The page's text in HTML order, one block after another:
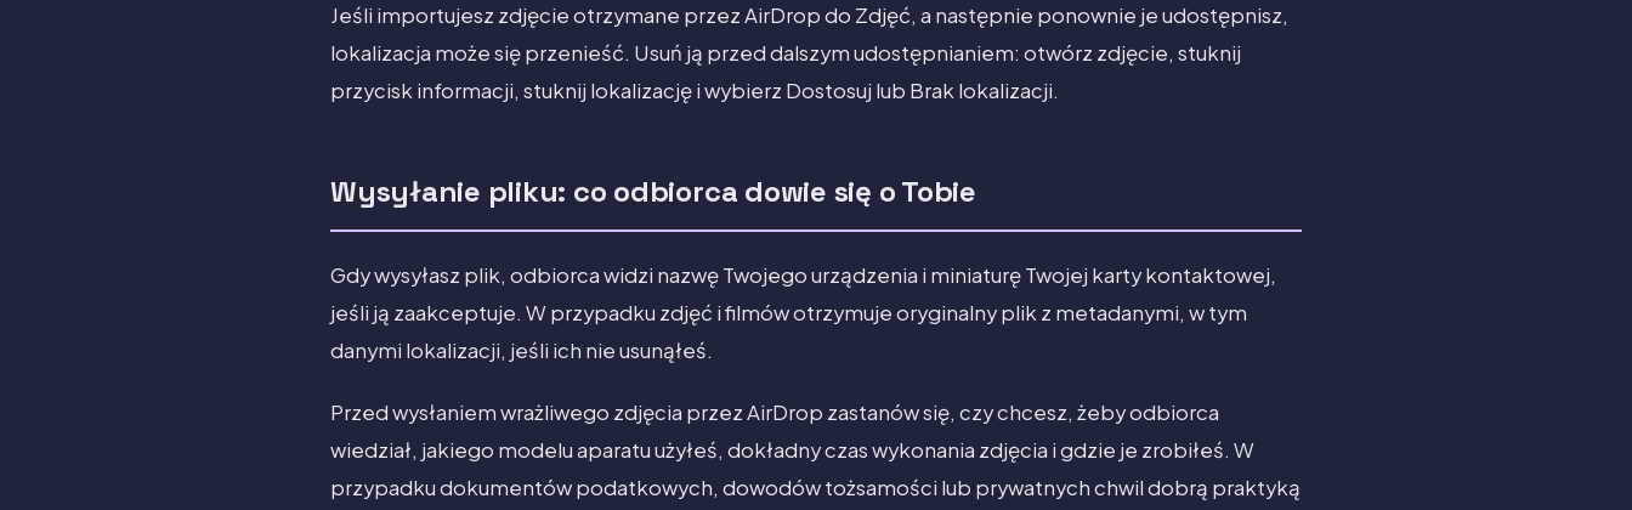
Jeśli importujesz zdjęcie otrzymane przez AirDrop do Zdjęć, a następnie ponownie je udostępnisz,
lokalizacja może się przenieść. Usuń ją przed dalszym udostępnianiem: otwórz zdjęcie, stuknij
przycisk informacji, stuknij lokalizację i wybierz Dostosuj lub Brak lokalizacji.
Wysyłanie pliku: co odbiorca dowie się o Tobie
Gdy wysyłasz plik, odbiorca widzi nazwę Twojego urządzenia i miniaturę Twojej karty kontaktowej,
jeśli ją zaakceptuje. W przypadku zdjęć i filmów otrzymuje oryginalny plik z metadanymi, w tym
danymi lokalizacji, jeśli ich nie usunąłeś.
Przed wysłaniem wrażliwego zdjęcia przez AirDrop zastanów się, czy chcesz, żeby odbiorca
wiedział, jakiego modelu aparatu użyłeś, dokładny czas wykonania zdjęcia i gdzie je zrobiłeś. W
przypadku dokumentów podatkowych, dowodów tożsamości lub prywatnych chwil dobrą praktyką